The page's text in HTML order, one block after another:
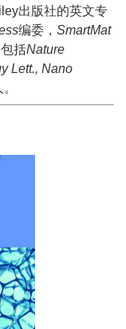
出版社的英文专
编委， SmartMat
括Nature
Lett., Nano